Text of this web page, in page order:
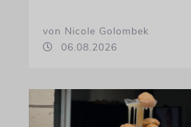
von Nicole Golombek
06.08.2026